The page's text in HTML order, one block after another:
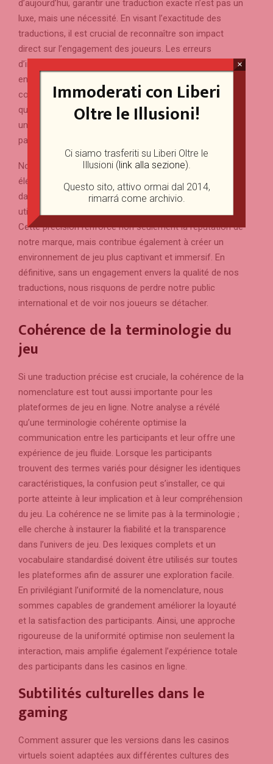
d’aujourd’hui, garantir une traduction exacte n’est pas un
luxe, mais une nécessité. En visant l’exactitude des
traductions, il est crucial de reconnaître son impact
direct sur l’engagement des joueurs. Les erreurs
d’interprétation ou les inexactitudes peuvent les rebuter,
engendrant confusion et insatisfaction. Face à des
contenus mal traduits, les joueurs peuvent remettre en
question la crédibilité de la plateforme, ce qui entraîne
une perte de confiance et une baisse de leur
participation.
Nous devons considérer la traduction comme un
élément fondamental de l’expérience de jeu. Investir
dans des traductions précises améliore le confort des
utilisateurs et leur immersion dans le contenu du jeu.
Cette précision renforce non seulement la réputation de
notre marque, mais contribue également à créer un
environnement de jeu plus captivant et immersif. En
définitive, sans un engagement envers la qualité de nos
traductions, nous risquons de perdre notre public
international et de voir nos joueurs se détacher.
Cohérence de la terminologie du
jeu
Si une traduction précise est cruciale, la cohérence de la
nomenclature est tout aussi importante pour les
plateformes de jeu en ligne. Notre analyse a révélé
qu’une terminologie cohérente optimise la
communication entre les participants et leur offre une
expérience de jeu fluide. Lorsque les participants
trouvent des termes variés pour désigner les identiques
caractéristiques, la confusion peut s’installer, ce qui
porte atteinte à leur implication et à leur compréhension
du jeu. La cohérence ne se limite pas à la terminologie ;
elle cherche à instaurer la fiabilité et la transparence
dans l’univers de jeu. Des lexiques complets et un
vocabulaire standardisé doivent être utilisés sur toutes
les plateformes afin de assurer une exploration facile.
En privilégiant l’uniformité de la nomenclature, nous
sommes capables de grandement améliorer la loyauté
et la satisfaction des participants. Ainsi, une approche
rigoureuse de la uniformité optimise non seulement la
interaction, mais amplifie également l’expérience totale
des participants dans les casinos en ligne.
Subtilités culturelles dans le
gaming
Comment assurer que les versions dans les casinos
virtuels soient adaptées aux différentes cultures des
Immoderati con Liberi
Oltre le Illusioni!
Ci siamo trasferiti su Liberi Oltre le
Illusioni (link alla sezione).
Questo sito, attivo ormai dal 2014,
rimarrá come archivio.
×